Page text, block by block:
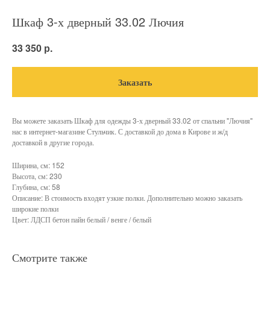
Шкаф 3-х дверный 33.02 Лючия
33 350 р.
Заказать
Вы можете заказать Шкаф для одежды 3-х дверный 33.02 от спальни "Лючия"
нас в интернет-магазине Стульчик. С доставкой до дома в Кирове и ж/д
доставкой в другие города.
Ширина, см: 152
Высота, см: 230
Глубина, см: 58
Описание: В стоимость входят узкие полки. Дополнительно можно заказать
широкие полки
Цвет: ЛДСП бетон пайн белый / венге / белый
Смотрите также